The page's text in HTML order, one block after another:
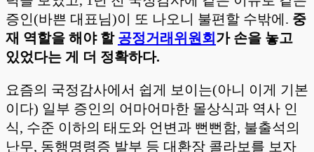
증인(바쁜 대표님)이 또 나오니 불편할 수밖에. 중
재 역할을 해야 할 공정거래위원회가 손을 놓고
있었다는 게 더 정확하다.
요즘의 국정감사에서 쉽게 보이는(아니 이게 기본
이다) 일부 증인의 어마어마한 몰상식과 역사 인
식, 수준 이하의 태도와 언변과 뻔뻔함, 불출석의
난무, 동행명령증 발부 등 대환장 콜라보를 보자